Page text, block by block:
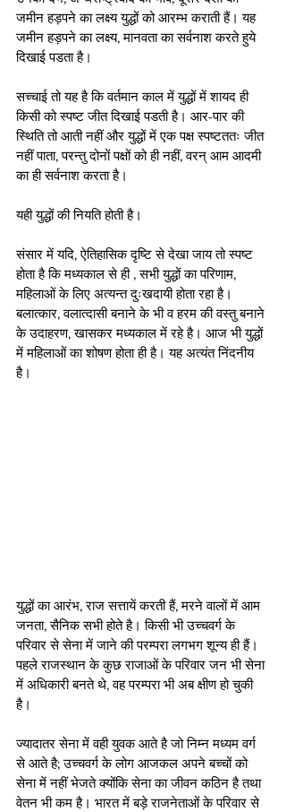
जमीन हड़पने का लक्ष्य युद्धों को आरम्भ कराती हैं। यह
जमीन हड़पने का लक्ष्य, मानवता का सर्वनाश करते हुये
दिखाई पडता है।
सच्चाई तो यह है कि वर्तमान काल में युद्धों में शायद ही
किसी को स्पष्ट जीत दिखाई पडती है। आर-पार की
स्थिति तो आती नहीं और युद्धों में एक पक्ष स्पष्टततः जीत
नहीं पाता, परन्तु दोनों पक्षों को ही नहीं, वरन् आम आदमी
का ही सर्वनाश करता है।
यही युद्धों की नियति होती है।
संसार में यदि, ऐतिहासिक दृष्टि से देखा जाय तो स्पष्ट
होता है कि मध्यकाल से ही , सभी युद्धों का परिणाम,
महिलाओं के लिए अत्यन्त दुःखदायी होता रहा है।
बलात्कार, वलात्दासी बनाने के भी व हरम की वस्तु बनाने
के उदाहरण, खासकर मध्यकाल में रहे है। आज भी युद्धों
में महिलाओं का शोषण होता ही है। यह अत्यंत निंदनीय
है।
युद्धों का आरंभ, राज सत्तायें करती हैं, मरने वालों में आम
जनता, सैनिक सभी होते है। किसी भी उच्चवर्ग के
परिवार से सेना में जाने की परम्परा लगभग शून्य ही हैं।
पहले राजस्थान के कुछ राजाओं के परिवार जन भी सेना
में अधिकारी बनते थे, वह परम्परा भी अब क्षीण हो चुकी
है।
ज्यादातर सेना में वही युवक आते है जो निम्न मध्यम वर्ग
से आते है; उच्चवर्ग के लोग आजकल अपने बच्चों को
सेना में नहीं भेजते क्योंकि सेना का जीवन कठिन है तथा
वेतन भी कम है। भारत में बड़े राजनेताओं के परिवार से